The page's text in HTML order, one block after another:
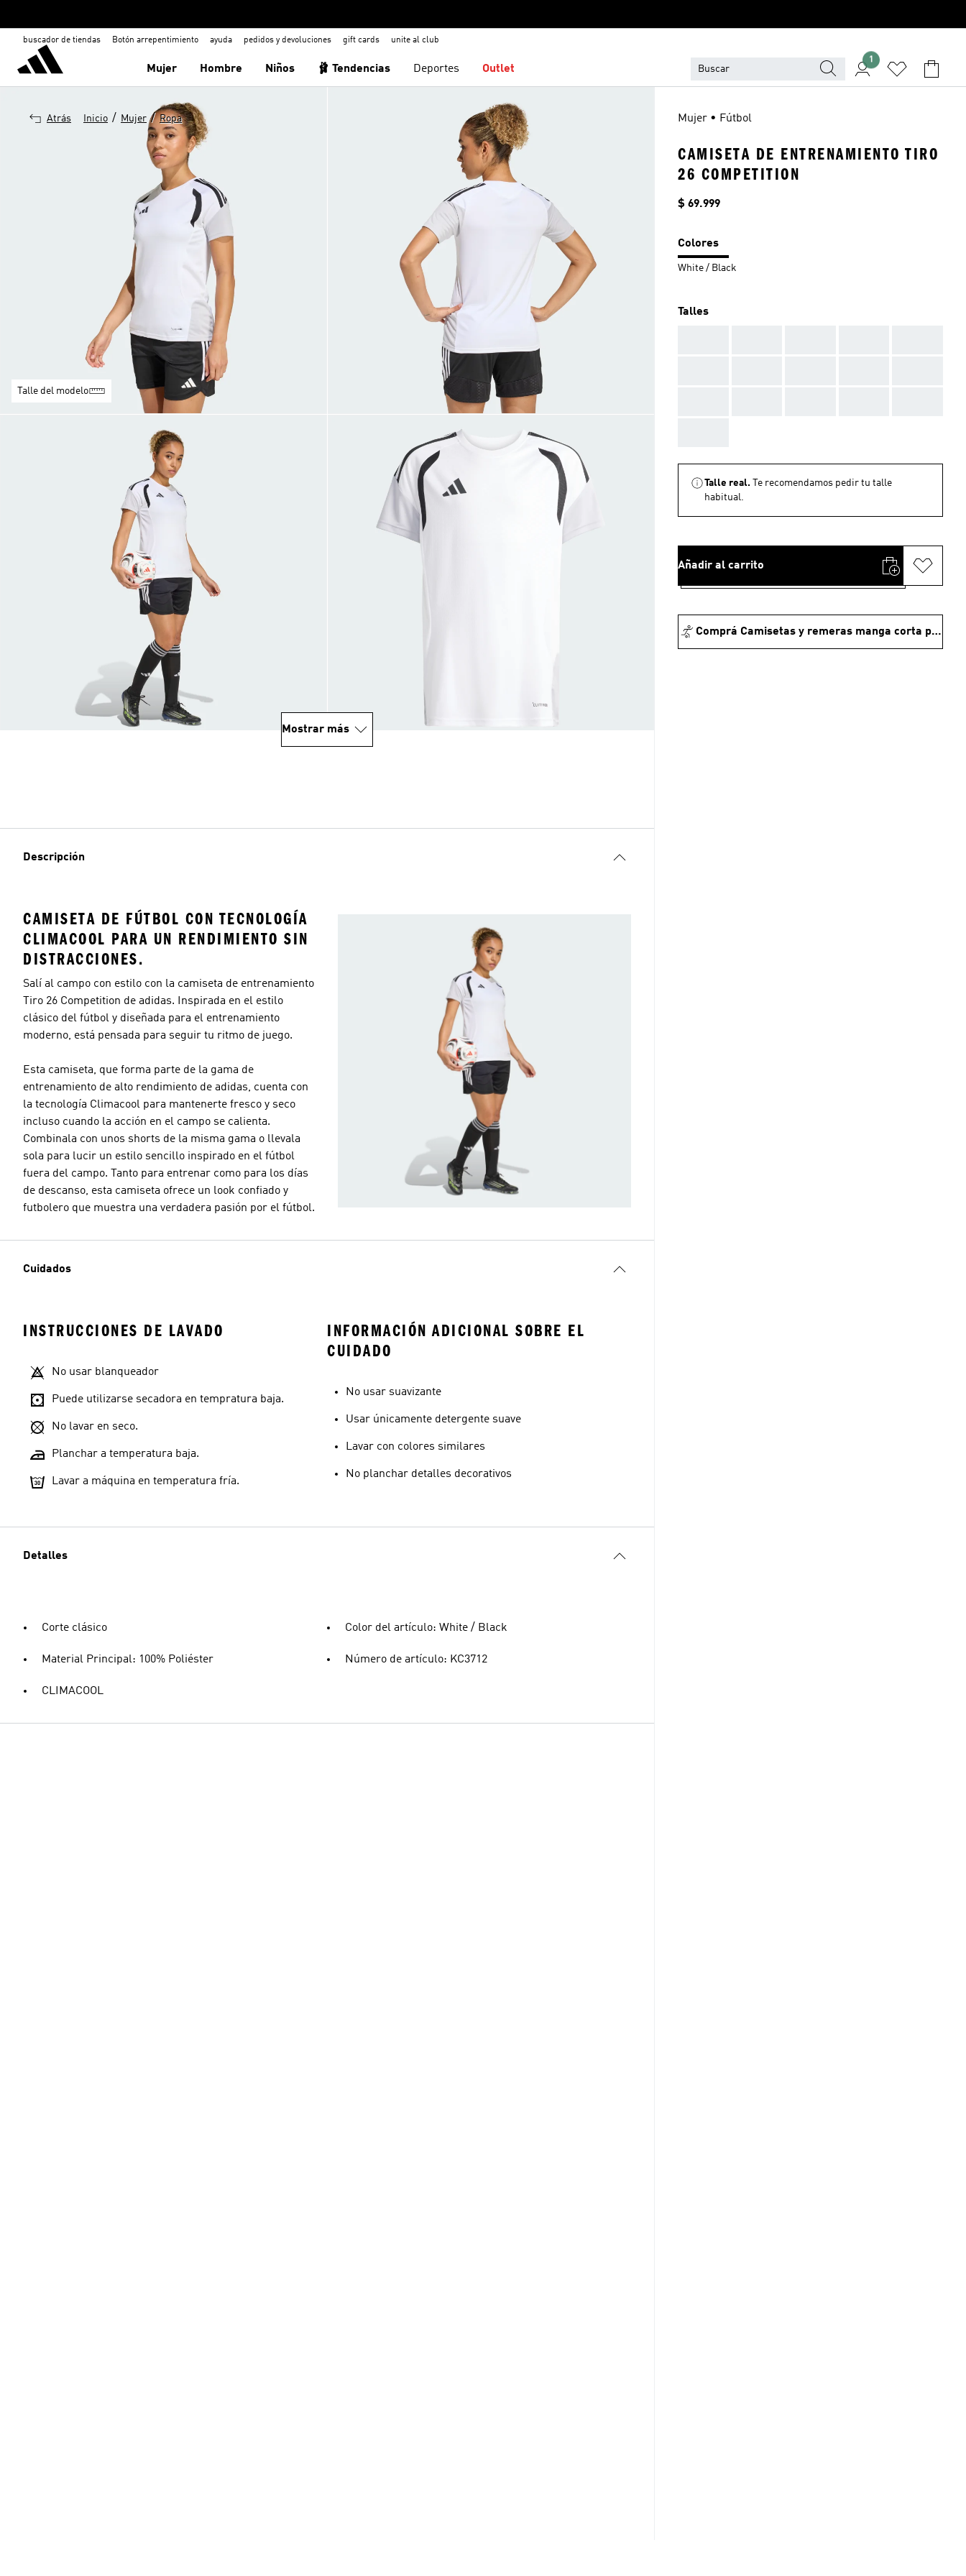
buscador de tiendas Botón arrepentimiento ayuda pedidos y devoluciones gift cards unite al club
Mujer Hombre Niños 🩰 Tendencias Deportes Outlet
1
Atrás Inicio / Mujer / Ropa
Talle del modelo
Mostrar más
Descripción
CAMISETA DE FÚTBOL CON TECNOLOGÍA
CLIMACOOL PARA UN RENDIMIENTO SIN
DISTRACCIONES.
Salí al campo con estilo con la camiseta de entrenamiento
Tiro 26 Competition de adidas. Inspirada en el estilo
clásico del fútbol y diseñada para el entrenamiento
moderno, está pensada para seguir tu ritmo de juego.
Esta camiseta, que forma parte de la gama de
entrenamiento de alto rendimiento de adidas, cuenta con
la tecnología Climacool para mantenerte fresco y seco
incluso cuando la acción en el campo se calienta.
Combinala con unos shorts de la misma gama o llevala
sola para lucir un estilo sencillo inspirado en el fútbol
fuera del campo. Tanto para entrenar como para los días
de descanso, esta camiseta ofrece un look confiado y
futbolero que muestra una verdadera pasión por el fútbol.
Cuidados
INSTRUCCIONES DE LAVADO
No usar blanqueador
Puede utilizarse secadora en tempratura baja.
No lavar en seco.
Planchar a temperatura baja.
Lavar a máquina en temperatura fría.
INFORMACIÓN ADICIONAL SOBRE EL
CUIDADO
No usar suavizante
Usar únicamente detergente suave
Lavar con colores similares
No planchar detalles decorativos
Detalles
Corte clásico
Material Principal: 100% Poliéster
CLIMACOOL
Color del artículo: White / Black
Número de artículo: KC3712
Mujer • Fútbol
CAMISETA DE ENTRENAMIENTO TIRO
26 COMPETITION
Precio
$ 69.999
Colores
White / Black
Talles
Talle real.
Te recomendamos pedir tu talle
habitual.
Añadir al carrito
Comprá Camisetas y remeras manga corta para fútbol